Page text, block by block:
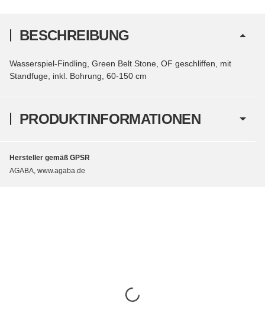
PRODUKTINFORMATIONEN
BESCHREIBUNG
Wasserspiel-Findling, Green Belt Stone, OF geschliffen, mit
Standfuge, inkl. Bohrung, 60-150 cm
Hersteller gemäß GPSR
AGABA, www.agaba.de